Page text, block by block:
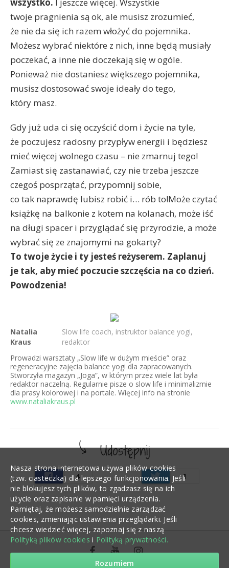
twoje pragnienia są ok, ale musisz zrozumieć,
że nie da się ich razem włożyć do pojemnika.
Możesz wybrać niektóre z nich, inne będą musiały
poczekać, a inne nie doczekają się w ogóle.
Ponieważ nie dostaniesz większego pojemnika,
musisz dostosować swoje ideały do tego,
który masz.
Gdy już uda ci się oczyścić dom i życie na tyle,
że poczujesz radosny przypływ energii i będziesz
mieć więcej wolnego czasu – nie zmarnuj tego!
Zamiast się zastanawiać, czy nie trzeba jeszcze
czegoś posprzątać, przypomnij sobie,
co tak naprawdę lubisz robić i… rób to!Może czytać
książkę na balkonie z kotem na kolanach, może iść
na długi spacer i przyglądać się przyrodzie, a może
wybrać się ze znajomymi na gokarty?
To twoje życie i ty jesteś reżyserem. Zaplanuj
je tak, aby mieć poczucie szczęścia na co dzień.
Powodzenia!
Natalia
Kraus
Slow life coach, instruktor balance yogi,
redaktor
Prowadzi warsztaty „Slow life w dużym mieście” oraz
regeneracyjne zajęcia balance yogi dla zapracowanych.
Stworzyła magazyn „Joga”, w którym przez wiele lat była
redaktor naczelną. Regularnie pisze o slow life i minimalizmie
dla prasy kolorowej i na portale. Więcej info na stronie
www.nataliakraus.pl
4 1
Nasza strona internetowa używa plików cookies
(tzw. ciasteczka) dla lepszego funkcjonowania. Jeśli
nie blokujesz tych plików, to zgadzasz się na ich
użycie oraz zapisanie w pamięci urządzenia.
Pamiętaj, że możesz samodzielnie zarządzać
cookies, zmieniając ustawienia przeglądarki. Jeśli
chcesz wiedzieć więcej, zapoznaj się z naszą
Polityką plików cookies i Polityką prywatności.
Rozumiem